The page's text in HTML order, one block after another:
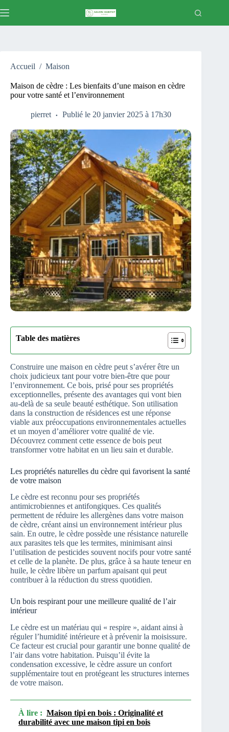
au
Accueil / Maison
Maison de cèdre : Les bienfaits d’une maison en cèdre
pour votre santé et l’environnement
pierret Publié le 20 janvier 2025 à 17h30
Table des matières
Construire une maison en cèdre peut s’avérer être un
choix judicieux tant pour votre bien-être que pour
l’environnement. Ce bois, prisé pour ses propriétés
exceptionnelles, présente des avantages qui vont bien
au-delà de sa seule beauté esthétique. Son utilisation
dans la construction de résidences est une réponse
viable aux préoccupations environnementales actuelles
et un moyen d’améliorer votre qualité de vie.
Découvrez comment cette essence de bois peut
transformer votre habitat en un lieu sain et durable.
Les propriétés naturelles du cèdre qui favorisent la santé
de votre maison
Le cèdre est reconnu pour ses propriétés
antimicrobiennes et antifongiques. Ces qualités
permettent de réduire les allergènes dans votre maison
de cèdre, créant ainsi un environnement intérieur plus
sain. En outre, le cèdre possède une résistance naturelle
aux parasites tels que les termites, minimisant ainsi
l’utilisation de pesticides souvent nocifs pour votre santé
et celle de la planète. De plus, grâce à sa haute teneur en
huile, le cèdre libère un parfum apaisant qui peut
contribuer à la réduction du stress quotidien.
Un bois respirant pour une meilleure qualité de l’air
intérieur
Le cèdre est un matériau qui « respire », aidant ainsi à
réguler l’humidité intérieure et à prévenir la moisissure.
Ce facteur est crucial pour garantir une bonne qualité de
l’air dans votre habitation. Puisqu’il évite la
condensation excessive, le cèdre assure un confort
supplémentaire tout en protégeant les structures internes
de votre maison.
À lire : Maison tipi en bois : Originalité et
durabilité avec une maison tipi en bois